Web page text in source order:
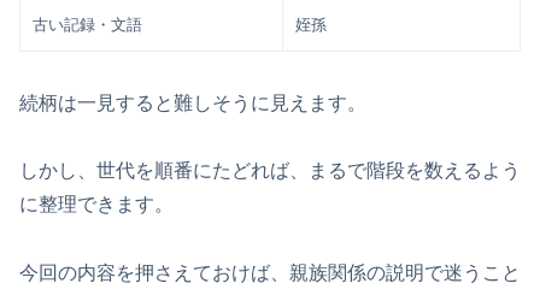
古い記録・文語 姪孫
続柄は一見すると難しそうに見えます。
しかし、世代を順番にたどれば、まるで階段を数えるよう
に整理できます。
今回の内容を押さえておけば、親族関係の説明で迷うこと